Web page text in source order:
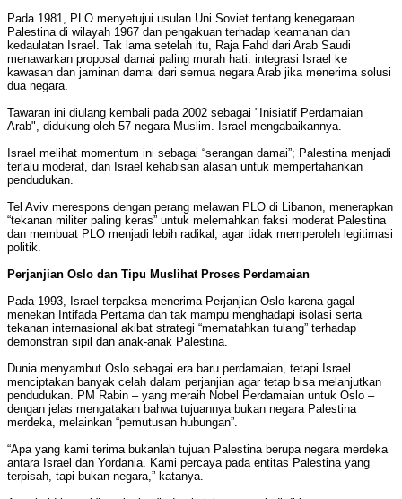
Pada 1981, PLO menyetujui usulan Uni Soviet tentang kenegaraan
Palestina di wilayah 1967 dan pengakuan terhadap keamanan dan
kedaulatan Israel. Tak lama setelah itu, Raja Fahd dari Arab Saudi
menawarkan proposal damai paling murah hati: integrasi Israel ke
kawasan dan jaminan damai dari semua negara Arab jika menerima solusi
dua negara.
Tawaran ini diulang kembali pada 2002 sebagai "Inisiatif Perdamaian
Arab", didukung oleh 57 negara Muslim. Israel mengabaikannya.
Israel melihat momentum ini sebagai “serangan damai”; Palestina menjadi
terlalu moderat, dan Israel kehabisan alasan untuk mempertahankan
pendudukan.
Tel Aviv merespons dengan perang melawan PLO di Libanon, menerapkan
“tekanan militer paling keras” untuk melemahkan faksi moderat Palestina
dan membuat PLO menjadi lebih radikal, agar tidak memperoleh legitimasi
politik.
Perjanjian Oslo dan Tipu Muslihat Proses Perdamaian
Pada 1993, Israel terpaksa menerima Perjanjian Oslo karena gagal
menekan Intifada Pertama dan tak mampu menghadapi isolasi serta
tekanan internasional akibat strategi “mematahkan tulang” terhadap
demonstran sipil dan anak-anak Palestina.
Dunia menyambut Oslo sebagai era baru perdamaian, tetapi Israel
menciptakan banyak celah dalam perjanjian agar tetap bisa melanjutkan
pendudukan. PM Rabin – yang meraih Nobel Perdamaian untuk Oslo –
dengan jelas mengatakan bahwa tujuannya bukan negara Palestina
merdeka, melainkan “pemutusan hubungan”.
“Apa yang kami terima bukanlah tujuan Palestina berupa negara merdeka
antara Israel dan Yordania. Kami percaya pada entitas Palestina yang
terpisah, tapi bukan negara,” katanya.